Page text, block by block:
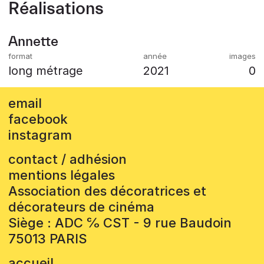
Réalisations
Annette
long métrage 2021 0
email
facebook
instagram
contact / adhésion
mentions légales
Association des décoratrices et
décorateurs de cinéma
Siège : ADC ℅ CST - 9 rue Baudoin
75013 PARIS